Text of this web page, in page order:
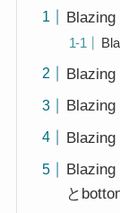
Blazing
Blazing
と